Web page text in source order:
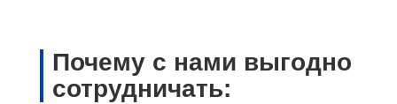
Почему с нами выгодно
сотрудничать: